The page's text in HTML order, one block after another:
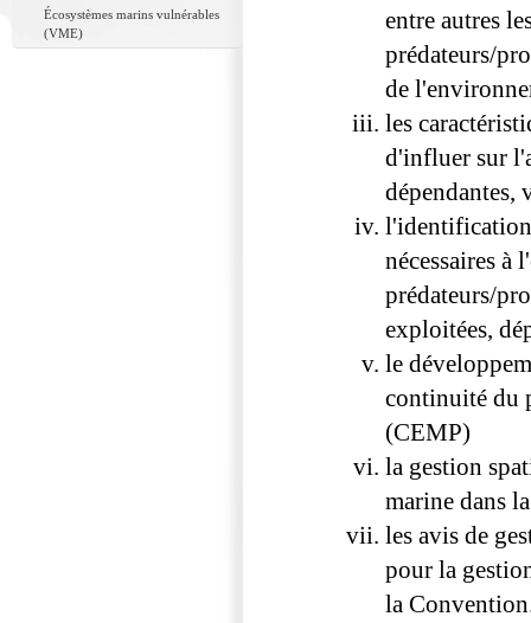
Écosystèmes marins vulnérables
(VME)
entre autres
prédateurs/
de
les
d'influer sur
dépendantes,
nécessaires à
prédateurs/
exploitées,
le
continuité du
(CEMP)
la gestion
marine dans
les avis de
pour la
la